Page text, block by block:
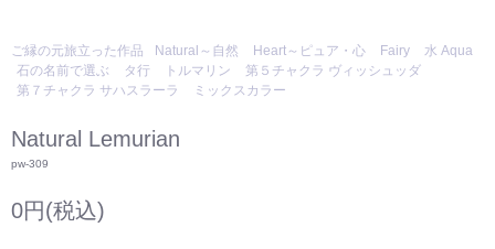
ご縁の元旅立った作品 Natural～自然 Heart～ピュア・心 Fairy
水 Aqua
石の名前で選ぶ
タ行 トルマリン
第５チャクラ ヴィッシュッダ
第７チャクラ サハスラーラ
ミックスカラー
Natural Lemurian
pw-309
0円(税込)